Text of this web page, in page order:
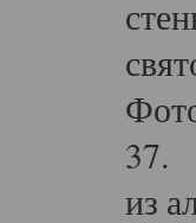
37.
из